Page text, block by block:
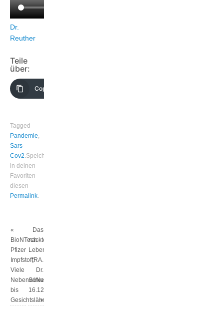
Dr.
Reuther
Teile
über:
Copy Link
Tagged
Pandemie,
Sars-
Cov2.Speichere
in deinen
Favoriten
diesen
Permalink.
«
BioNTech-
Pfizer
Impfstoff:
Viele
Nebenwirkungen
bis
Gesichtslähmungen
Das
nackte
Leben
(RA.
Dr.
Schiessler
16.12.2020)
»